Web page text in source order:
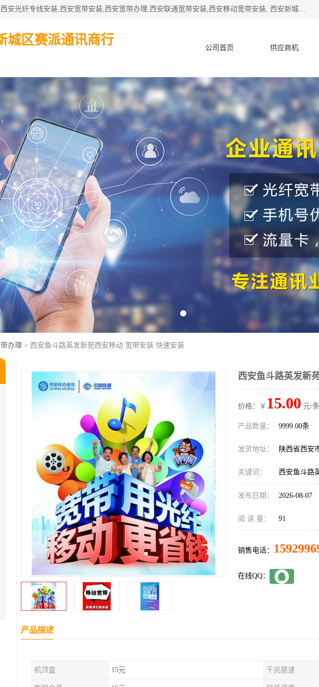
公司主要经营西安电信宽带安装,西安光纤专线安装,西安宽带安装,西安宽带办理,西安联通宽带安装,西安移动宽带安装, 西安新城赛派通讯商行从事西安地区的联通，移动，电信宽带安装，光纤专线安装，宽带办理等业务
城区赛派通讯商行
公司首页 供应商机
产品知识 客户案例
办理 > 西安鱼斗路英发新苑西安移动 宽带安装 快速安装
西安鱼斗路英发新
价格：￥ 15.00 元/
产品数量： 9999.00条
发货地址： 陕西省西安
关键词： 西安鱼斗路
发布日期： 2026-08-07
阅 读 量： 91
销售电话：
在线QQ：
产品描述
机顶盒 15元 千兆提速